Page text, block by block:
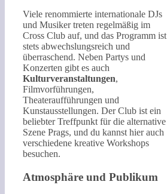
Viele renommierte internationale DJs
und Musiker treten regelmäßig im
Cross Club auf, und das Programm ist
stets abwechslungsreich und
überraschend. Neben Partys und
Konzerten gibt es auch
Kulturveranstaltungen,
Filmvorführungen,
Theateraufführungen und
Kunstausstellungen. Der Club ist ein
beliebter Treffpunkt für die alternative
Szene Prags, und du kannst hier auch
verschiedene kreative Workshops
besuchen.
Atmosphäre und Publikum